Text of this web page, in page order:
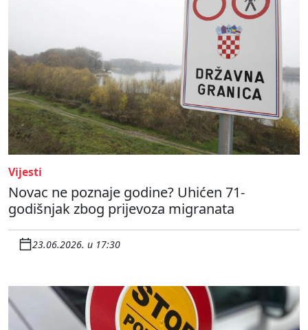
Vijesti
Novac ne poznaje godine? Uhićen 71-
godišnjak zbog prijevoza migranata
23.06.2026. u 17:30